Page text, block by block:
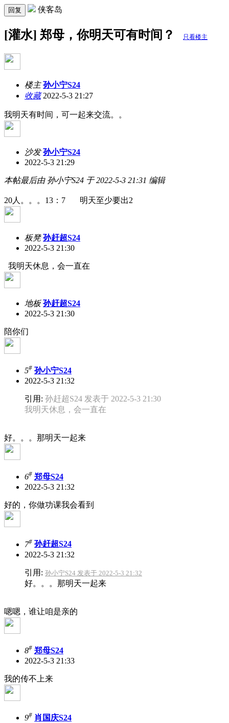
回复 侠客岛
[灌水] 郑母，你明天可有时间？ 只看楼主
楼主 孙小宁S24
收藏2022-5-3 21:27
我明天有时间，可一起来交流。。
沙发 孙小宁S24
2022-5-3 21:29
本帖最后由 孙小宁S24 于 2022-5-3 21:31 编辑
20人。。。13：7 明天至少要出2
板凳 孙赶超S24
2022-5-3 21:30
我明天休息，会一直在
地板 孙赶超S24
2022-5-3 21:30
陪你们
5# 孙小宁S24
2022-5-3 21:32
引用: 孙赶超S24 发表于 2022-5-3 21:30
我明天休息，会一直在
好。。。那明天一起来
6# 郑母S24
2022-5-3 21:32
好的，你做功课我会看到
7# 孙赶超S24
2022-5-3 21:32
引用: 孙小宁S24 发表于 2022-5-3 21:32
好。。。那明天一起来
嗯嗯，谁让咱是亲的
8# 郑母S24
2022-5-3 21:33
我的传不上来
9# 肖国庆S24